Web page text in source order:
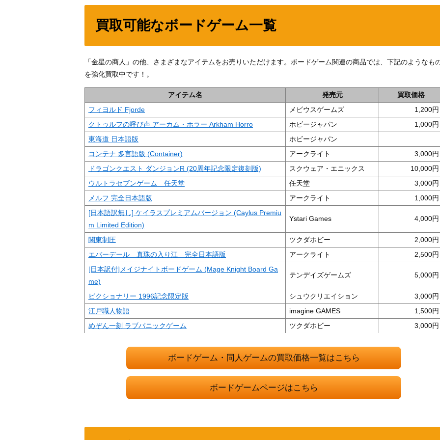
買取可能なボードゲーム一覧
「金星の商人」の他、さまざまなアイテムをお売りいただけます。ボードゲーム関連の商品では、下記のようなも
を強化買取中です！。
アイテム名 発売元
買取価格
フィヨルド Fjorde
メビウスゲームズ
1,200
クトゥルフの呼び声 アーカム・ホラー Arkham Horro
ホビージャパン
1,000
東海道 日本語版
ホビージャパン
コンテナ 多言語版 (Container)
アークライト
3,000
ドラゴンクエスト ダンジョンR (20周年記念限定復刻版)
スクウェア・エニックス
10,000
ウルトラセブンゲーム 任天堂
任天堂
3,000
メルフ 完全日本語版
アークライト
1,000
[日本語訳無し] ケイラスプレミアムバージョン (Caylus Premiu
m Limited Edition)
Ystari Games 4,000
関東制圧 ツクダホビー
2,000
エバーデール 真珠の入り江 完全日本語版
アークライト
2,500
[日本訳付]メイジナイトボードゲーム (Mage Knight Board Ga
me)
テンデイズゲームズ 5,000
ピクショナリー 1996記念限定版 シュウクリエイション
3,000
江戸職人物語
imagine GAMES
1,500
めぞん一刻 ラブパニックゲーム
ツクダホビー
3,000
ジョイファミリー 必殺忍者部隊ゲーム
バンダイ
ダンジョンズ＆ドラゴンズ D＆D モンスター・マニュアルIII 第
ホビージャパン
ピクショナリー 日本語版 (Pictionary)
[日本語訳付き] スーパーダンジョンエクスプローラー 忘れ去ら
れし王 (Super Dungeon Explore： Forgotten King)
ボードゲーム・同人ゲームの買取価格一覧はこちら
ボードゲームページはこちら